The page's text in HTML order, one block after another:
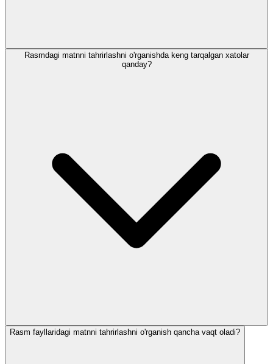
Rasmdagi matnni tahrirlashni o'rganishda keng tarqalgan xatolar
qanday?
Rasm fayllaridagi matnni tahrirlashni o'rganish qancha vaqt oladi?